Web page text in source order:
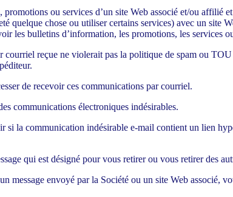
ou services d’un site Web associé et/ou affilié
quelque chose ou utiliser certains services) avec un site
les bulletins d’information, les promotions, les services
courriel reçue ne violerait pas la politique de spam ou
de recevoir ces communications par courriel.
communications électroniques indésirables.
si la communication indésirable e-mail contient un lien
qui est désigné pour vous retirer ou vous retirer des
message envoyé par la Société ou un site Web associé,